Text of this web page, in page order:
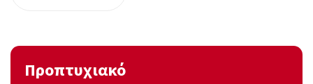
Προπτυχιακό